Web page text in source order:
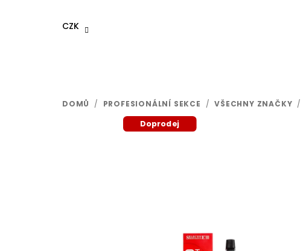
CZK
DOMŮ / PROFESIONÁLNÍ SEKCE / VŠECHNY ZNAČKY /
Doprodej